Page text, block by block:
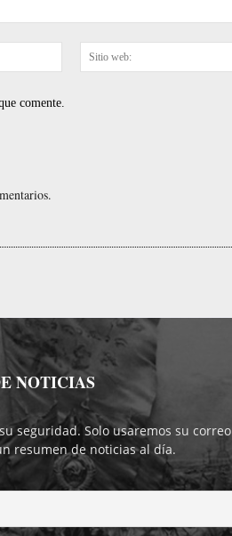
Correo
electrónico:*
comente.
NOTICIAS
seguridad. Solo usaremos su correo
resumen de noticias al día.